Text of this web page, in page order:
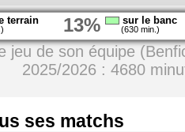
terrain 13% sur le banc
(630 min.)
jeu de son équipe
2025/2026 : 4680
ses matchs